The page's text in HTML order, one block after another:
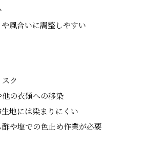
風合いに調整しやすい
ク
の衣類への移染
地には染まりにくい
や塩での色止め作業が必要